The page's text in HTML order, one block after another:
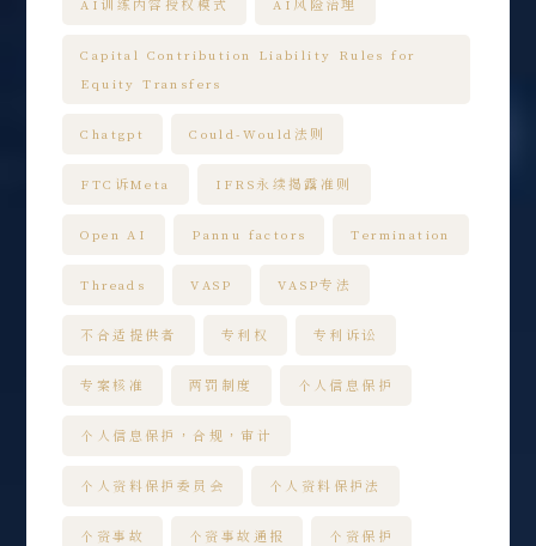
AI训练内容授权模式 AI风险治理
Capital Contribution Liability Rules for
Equity Transfers
Chatgpt Could-Would法则
FTC诉Meta IFRS永续揭露准则
Open AI Pannu factors Termination
Threads VASP VASP专法
不合适提供者 专利权 专利诉讼
专案核准 两罚制度 个人信息保护
个人信息保护，合规，审计
个人资料保护委员会 个人资料保护法
个资事故 个资事故通报 个资保护